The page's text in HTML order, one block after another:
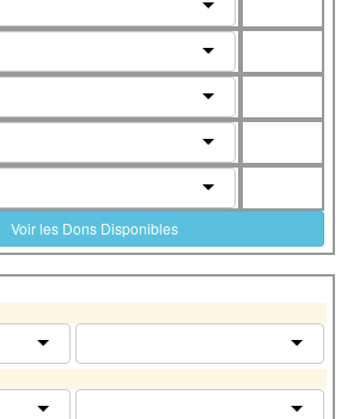
Voir les Dons Disponibles